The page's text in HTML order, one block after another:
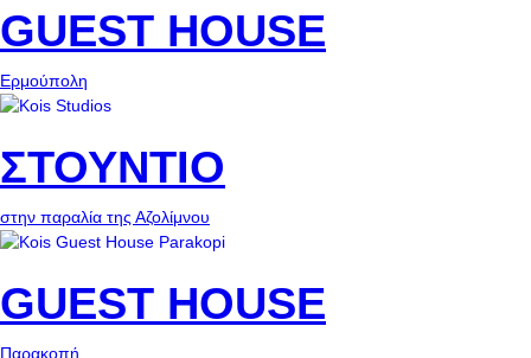
GUEST HOUSE
Ερμούπολη
ΣΤΟΥΝΤΙΟ
στην παραλία της Αζολίμνου
GUEST HOUSE
Παρακοπή